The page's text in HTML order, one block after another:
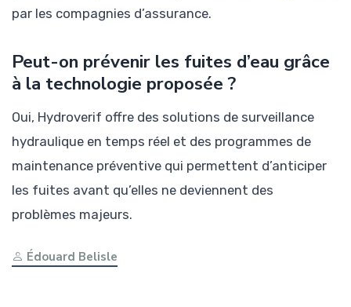
par les compagnies d’assurance.
Peut-on prévenir les fuites d’eau grâce
à la technologie proposée ?
Oui, Hydroverif offre des solutions de surveillance
hydraulique en temps réel et des programmes de
maintenance préventive qui permettent d’anticiper
les fuites avant qu’elles ne deviennent des
problèmes majeurs.
Édouard Belisle